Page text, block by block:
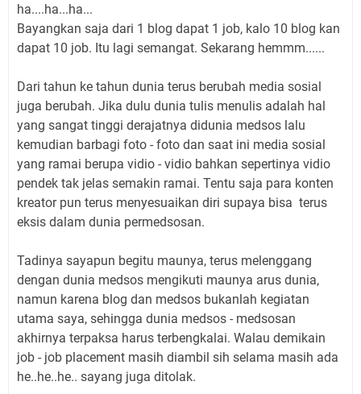
ha....ha...ha...
Bayangkan saja dari 1 blog dapat 1 job, kalo 10 blog kan
dapat 10 job. Itu lagi semangat. Sekarang hemmm......
Dari tahun ke tahun dunia terus berubah media sosial
juga berubah. Jika dulu dunia tulis menulis adalah hal
yang sangat tinggi derajatnya didunia medsos lalu
kemudian barbagi foto - foto dan saat ini media sosial
yang ramai berupa vidio - vidio bahkan sepertinya vidio
pendek tak jelas semakin ramai. Tentu saja para konten
kreator pun terus menyesuaikan diri supaya bisa terus
eksis dalam dunia permedsosan.
Tadinya sayapun begitu maunya, terus melenggang
dengan dunia medsos mengikuti maunya arus dunia,
namun karena blog dan medsos bukanlah kegiatan
utama saya, sehingga dunia medsos - medsosan
akhirnya terpaksa harus terbengkalai. Walau demikain
job - job placement masih diambil sih selama masih ada
he..he..he.. sayang juga ditolak.